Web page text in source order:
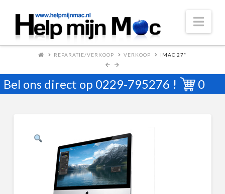
REPARATIE/VERKOOP VERKOOP IMAC 27″
Bel ons direct op 0229-795276 ! 0